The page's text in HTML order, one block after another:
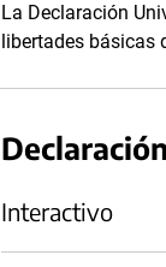
La Declaración
libertades básicas
Interactivo